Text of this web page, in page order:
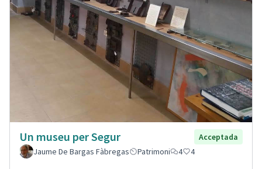
Un museu per Segur
Acceptada
Jaume De Bargas Fàbregas
Patrimoni 4 4